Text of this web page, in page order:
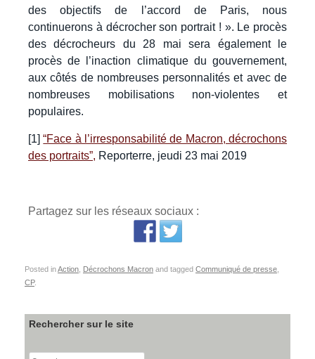
des objectifs de l’accord de Paris, nous
continuerons à décrocher son portrait ! ». Le procès
des décrocheurs du 28 mai sera également le
procès de l’inaction climatique du gouvernement,
aux côtés de nombreuses personnalités et avec de
nombreuses mobilisations non-violentes et
populaires.
[1]“Face à l’irresponsabilité de Macron, décrochons
des portraits”, Reporterre, jeudi 23 mai 2019
Partagez sur les réseaux sociaux :
Posted inAction Décrochons Macron and tagged Communiqué de presse
CP.
Rechercher sur le site